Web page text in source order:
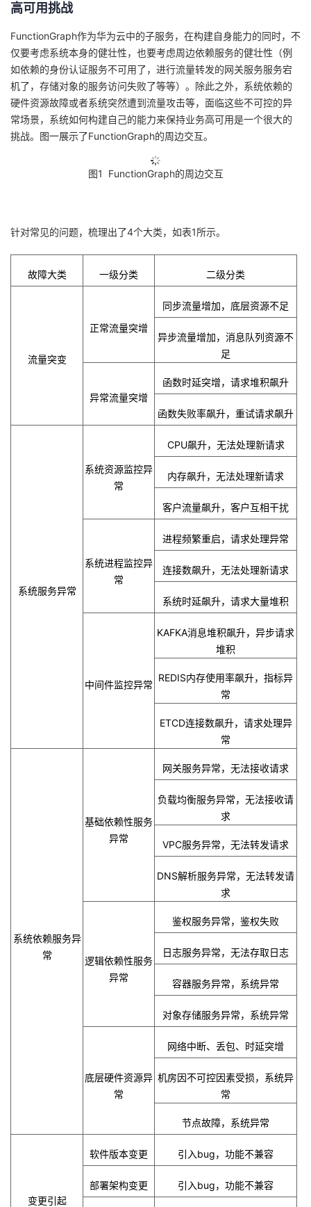
藏
高可用挑战
FunctionGraph作为华为云中的子服务，在构建自身能力的同时，不
仅要考虑系统本身的健壮性，也要考虑周边依赖服务的健壮性（例
如依赖的身份认证服务不可用了，进行流量转发的网关服务服务宕
机了，存储对象的服务访问失败了等等）。除此之外，系统依赖的
硬件资源故障或者系统突然遭到流量攻击等，面临这些不可控的异
常场景，系统如何构建自己的能力来保持业务高可用是一个很大的
挑战。图一展示了FunctionGraph的周边交互。
图1 FunctionGraph的周边交互
针对常见的问题，梳理出了4个大类，如表1所示。
故障大类 一级分类 二级分类
流量突变
正常流量突增
同步流量增加，底层资源不足
异步流量增加，消息队列资源不
足
异常流量突增
函数时延突增，请求堆积飙升
函数失败率飙升，重试请求飙升
系统服务异常
系统资源监控异
常
CPU飙升，无法处理新请求
内存飙升，无法处理新请求
客户流量飙升，客户互相干扰
系统进程监控异
常
进程频繁重启，请求处理异常
连接数飙升，无法处理新请求
系统时延飙升，请求大量堆积
中间件监控异常
KAFKA消息堆积飙升，异步请求
堆积
REDIS内存使用率飙升，指标异
常
ETCD连接数飙升，请求处理异
常
系统依赖服务异
常
基础依赖性服务
异常
网关服务异常，无法接收请求
负载均衡服务异常，无法接收请
求
VPC服务异常，无法转发请求
DNS解析服务异常，无法转发请
求
逻辑依赖性服务
异常
鉴权服务异常，鉴权失败
日志服务异常，无法存取日志
容器服务异常，系统异常
对象存储服务异常，系统异常
底层硬件资源异
常
网络中断、丢包、时延突增
机房因不可控因素受损，系统异
常
节点故障，系统异常
变更引起
软件版本变更 引入bug，功能不兼容
部署架构变更 引入bug，功能不兼容